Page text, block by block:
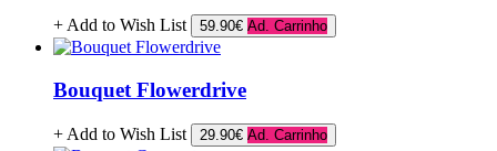
+ Add to Wish List 59.90€ Ad. Carrinho
Bouquet Flowerdrive
+ Add to Wish List 29.90€ Ad. Carrinho